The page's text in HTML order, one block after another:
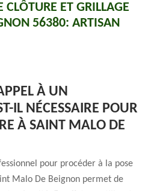
CLÔTURE ET GRILLAGE
56380: ARTISAN
À UN
IL NÉCESSAIRE POUR
À SAINT MALO DE
pour procéder à la pose
Malo De Beignon permet de